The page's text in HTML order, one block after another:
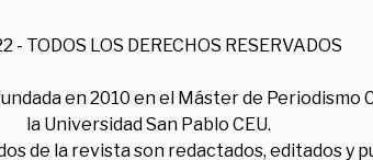
- TODOS LOS DERECHOS RESERVADOS
en 2010 en el Máster de Periodismo
la Universidad San Pablo CEU.
de la revista son redactados, editados y